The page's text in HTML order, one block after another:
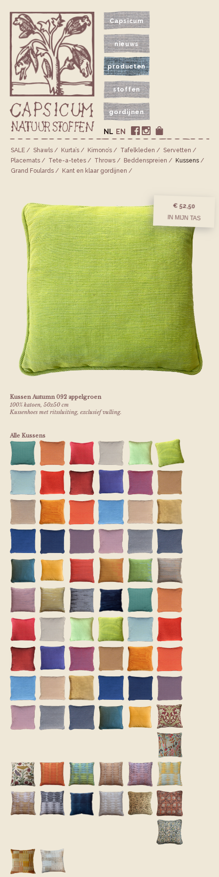
Capsicum
nieuws
producten
stoffen
gordijnen
EN
NL
SALE Shawls Kurta’s Kimono’s Tafelkleden
Servetten
Placemats
Tete-a-tetes Throws Bedden­spreien
Kussens
Grand Foulards
Kant en klaar gordijnen
Kussen Autumn 092 appelgroen
100% katoen, 50x50 cm
Kussenhoes met ritssluiting, exclusief vulling.
€ 52,50
IN MIJN TAS
Alle Kussens